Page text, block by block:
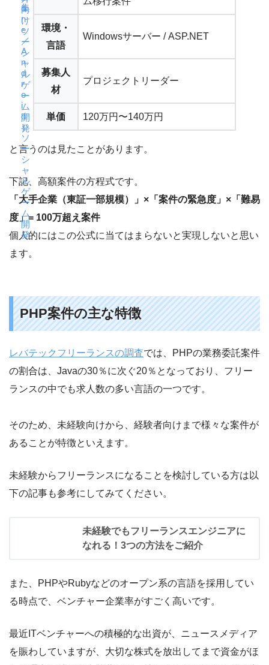
集
o
n
e
／
A
n
d
r
o
i
d
）
ソ
ー
シ
ャ
ル
ゲ
ー
ム
開
発
向
け
ソ
ー
シ
ャ
ル
ゲ
ー
ム
開
発
環境・
言語
Windowsサーバー / ASP.NET
募集人
材
プロジェクトリーダー
単価 120万円〜140万円
と言うのは見たことがあります。
下記、高額案件の方程式です。
「大手企業（東証一部規模）」×「案件の緊急度」×「難易
度」= 100万超え案件
個人的にはこの公式に当てはまらないと実現しないと思い
ます。
PHP案件の主な特徴
レバテックフリーランスの調査では、PHPの業務委託案件
の割合は、Javaの30％に次ぐ20％となっており、フリー
ランスの中でも求人数の多い言語の一つです。
そのため、未経験向けから、経験者向けまで様々な案件が
あることが特徴といえます。
未経験からフリーランスになることを検討している方は以
下の記事も参考にしてみてください。
未経験でもフリーランスエンジニアに
なれる！3つの方法をご紹介
また、PHPやRubyなどのオープン系の言語を採用してい
る時点で、ベンチャー企業率がすごく高いです。
最近ITベンチャーへの積極的な出資が、ニュースメディア
を賑わしていますが、大切な株式を放出してまで資金がほ